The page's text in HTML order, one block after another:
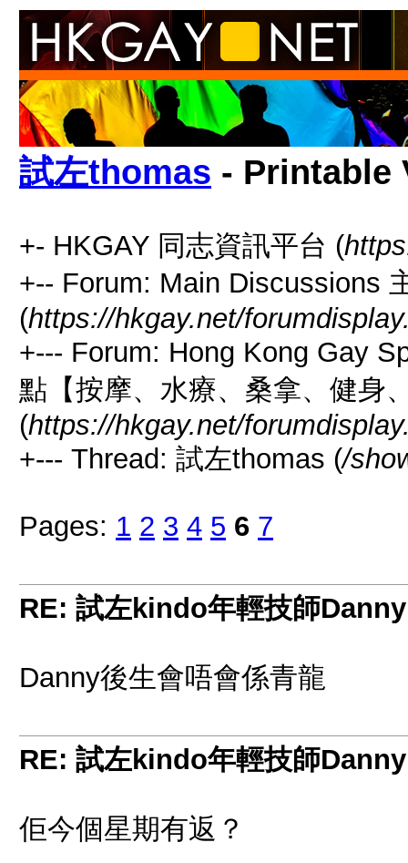
試左thomas - Printable
+- HKGAY 同志資訊平台 (
+-- Forum: Main Discussions
(https://hkgay.net/
+--- Forum: Hong Kong Gay
點【按摩、水療、桑拿、健身
(https://hkgay.net/
+--- Thread: 試左thomas (/
Pages: 1 2 3 4 5 6 7
RE: 試左kindo年輕技師Danny
Danny後生會唔會係青龍
RE: 試左kindo年輕技師Danny
佢今個星期有返？